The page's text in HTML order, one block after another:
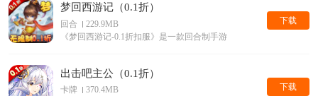
梦回西游记（0.1折）
回合
229.9MB
《梦回西游记-0.1折扣服》是一款回合制手游
下载
出击吧主公（0.1折）
卡牌
370.4MB
下载